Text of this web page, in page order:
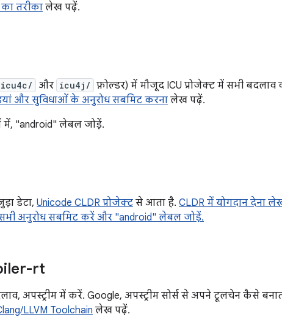
तरीकालेख पढ़ें.
icu4c/ और icu4j/ फ़ोल्डर) में मौजूद ICU प्रोजेक्ट में सभी बदलाव
और सुविधाओं के अनुरोध सबमिट करना लेख पढ़ें.
में, "android" लेबल जोड़ें.
डेटा, Unicode CLDR प्रोजेक्ट से आता है. CLDR में योगदान देना
सभी अनुरोध सबमिट करें और "android" लेबल जोड़ें.
rt
अपस्ट्रीम में करें. Google, अपस्ट्रीम सोर्स से अपने टूलचेन कैसे
LLVM Toolchain लेख पढ़ें.